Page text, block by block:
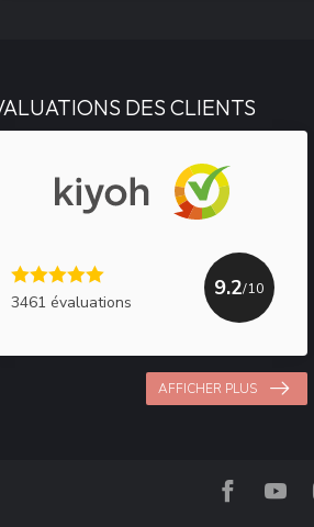
DES CLIENTS
3461 évaluations
9.2/10
AFFICHER PLUS